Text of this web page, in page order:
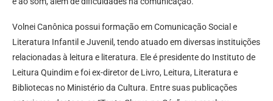
Volnei Canônica possui formação em Comunicação Social e
Literatura Infantil e Juvenil, tendo atuado em diversas instituições
relacionadas à leitura e literatura. Ele é presidente do Instituto de
Leitura Quindim e foi ex-diretor de Livro, Leitura, Literatura e
Bibliotecas no Ministério da Cultura. Entre suas publicações